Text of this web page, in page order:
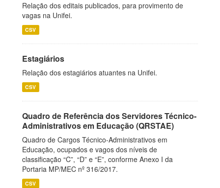
Relação dos editais publicados, para provimento de
vagas na Unifei.
CSV
Estagiários
Relação dos estagiários atuantes na Unifei.
CSV
Quadro de Referência dos Servidores Técnico-
Administrativos em Educação (QRSTAE)
Quadro de Cargos Técnico-Administrativos em
Educação, ocupados e vagos dos níveis de
classificação “C”, “D” e “E”, conforme Anexo I da
Portaria MP/MEC nº 316/2017.
CSV